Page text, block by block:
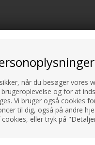
når du besøger vores
og for at
Vi bruger også cookies
til dig, også på andre
cookies, eller tryk på